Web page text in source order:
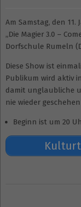
Am Samstag, den
„Die Magier 3.0 –
Dorfschule Rumeln
Diese Show ist
Publikum wird aktiv
damit unglaubliche
nie wieder
Beginn ist um 20